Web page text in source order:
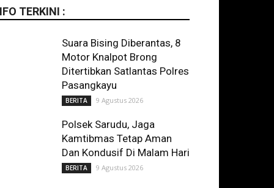
TERKINI :
Suara Bising Diberantas, 8
Motor Knalpot Brong
Ditertibkan Satlantas Polres
Pasangkayu
BERITA 9 Agustus 2026
Polsek Sarudu, Jaga
Kamtibmas Tetap Aman
Dan Kondusif Di Malam Hari
BERITA 9 Agustus 2026